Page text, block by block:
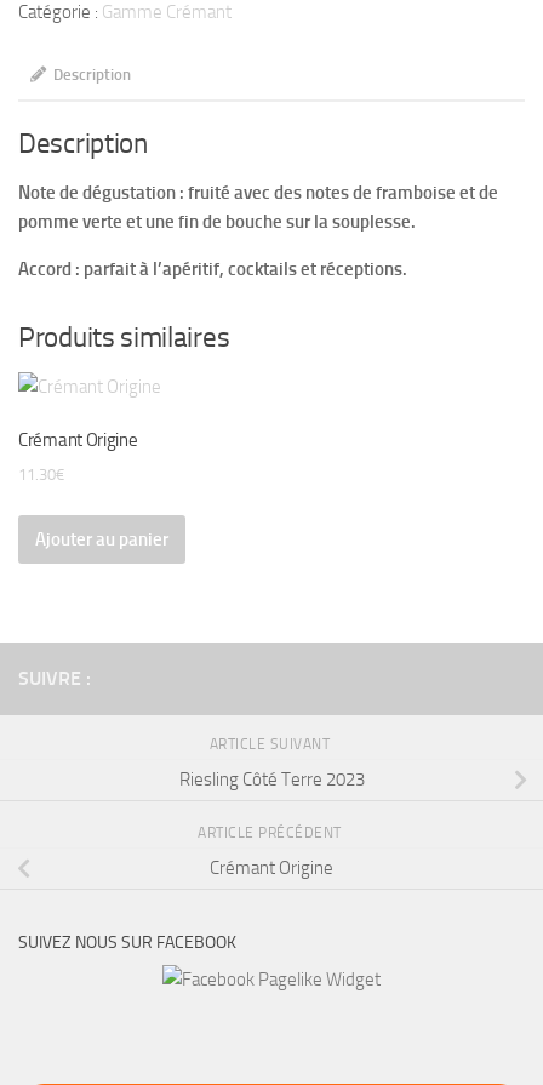
Elégance
Catégorie : Gamme Crémant
Description
Description
Note de dégustation : fruité avec des notes de framboise et de
pomme verte et une fin de bouche sur la souplesse.
Accord : parfait à l’apéritif, cocktails et réceptions.
Produits similaires
Crémant Origine
11.30€
Ajouter au panier
SUIVRE :
ARTICLE SUIVANT
Riesling Côté Terre 2023
ARTICLE PRÉCÉDENT
Crémant Origine
SUIVEZ NOUS SUR FACEBOOK